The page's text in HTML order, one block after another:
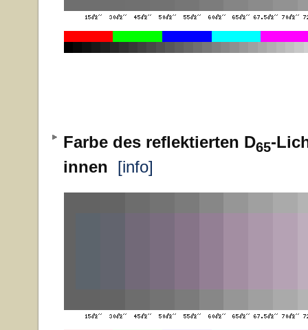
Farbe des reflektierten D65-
innen [info]